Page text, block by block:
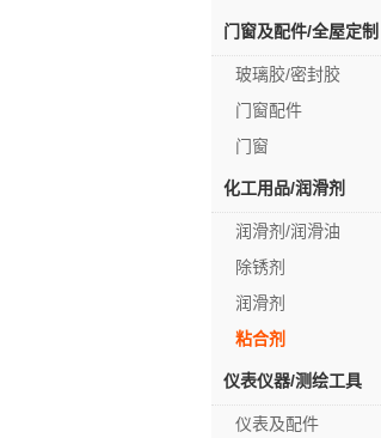
门窗及配件/全屋定制
玻璃胶/密封胶
门窗配件
门窗
化工用品/润滑剂
润滑剂/润滑油
除锈剂
润滑剂
粘合剂
仪表仪器/测绘工具
仪表及配件